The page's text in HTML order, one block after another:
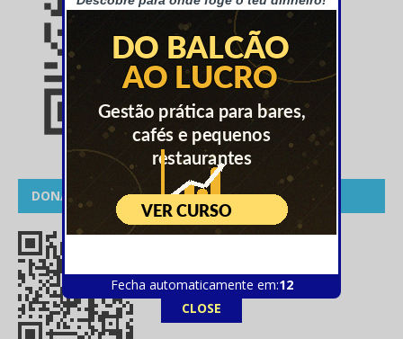
DONATIVOS
Fecha automaticamente em:12
CLOSE